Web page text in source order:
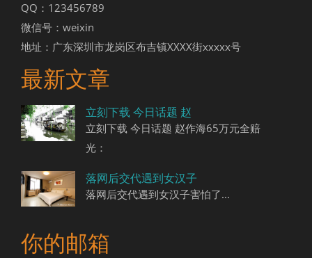
QQ：123456789
微信号：weixin
地址：广东深圳市龙岗区布吉镇XXXX街xxxxx号
最新文章
立刻下载 今日话题 赵
立刻下载 今日话题 赵作海65万元全赔
光：
落网后交代遇到女汉子
落网后交代遇到女汉子害怕了...
你的邮箱